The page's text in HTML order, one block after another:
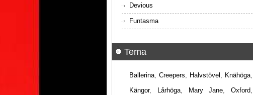
Devious
Funtasma
Tema
Ballerina, Creepers, Halvstövel , Knähöga,
Kängor, Lårhöga, Mary Jane, Oxford,